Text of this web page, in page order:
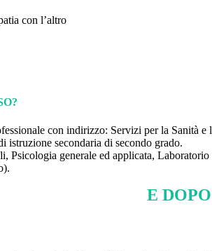
con l’altro
con indirizzo: Servizi per la Sanità e
istruzione secondaria di secondo grado.
Psicologia generale ed applicata,
E